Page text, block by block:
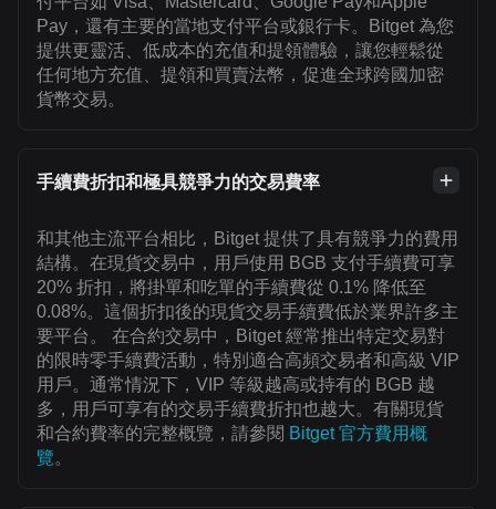
Pay，還有主要的當地支付平台或銀行卡。Bitget 為您
提供更靈活、低成本的充值和提領體驗，讓您輕鬆從
任何地方充值、提領和買賣法幣，促進全球跨國加密
貨幣交易。
手續費折扣和極具競爭力的交易費率
和其他主流平台相比，Bitget 提供了具有競爭力的費用
結構。在現貨交易中，用戶使用 BGB 支付手續費可享
20% 折扣，將掛單和吃單的手續費從 0.1% 降低至
0.08%。這個折扣後的現貨交易手續費低於業界許多主
要平台。 在合約交易中，Bitget 經常推出特定交易對
的限時零手續費活動，特別適合高頻交易者和高級 VIP
用戶。通常情況下，VIP 等級越高或持有的 BGB 越
多，用戶可享有的交易手續費折扣也越大。有關現貨
和合約費率的完整概覽，請參閱 Bitget 官方費用概
覽。